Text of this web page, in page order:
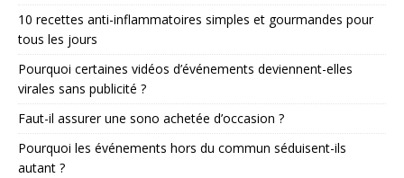
10 recettes anti-inflammatoires simples et gourmandes pour
tous les jours
Pourquoi certaines vidéos d’événements deviennent-elles
virales sans publicité ?
Faut-il assurer une sono achetée d’occasion ?
Pourquoi les événements hors du commun séduisent-ils
autant ?